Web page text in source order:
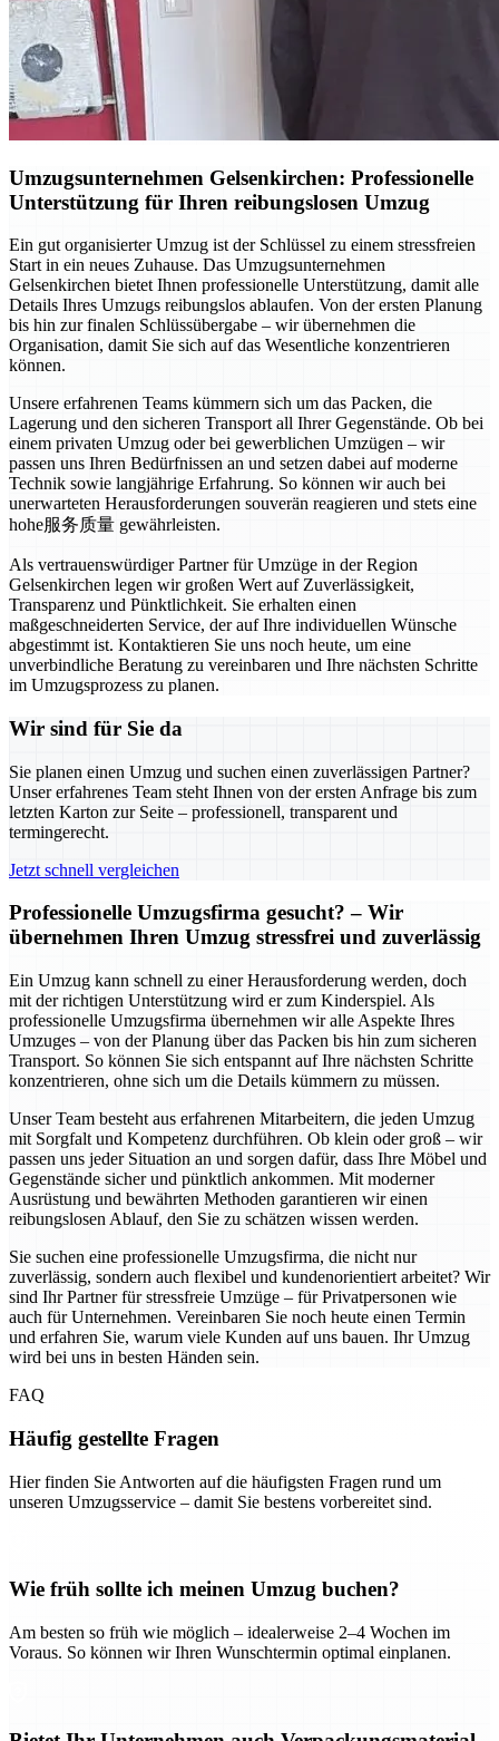
Umzugsunternehmen Gelsenkirchen: Professionelle
Unterstützung für Ihren reibungslosen Umzug
Ein gut organisierter Umzug ist der Schlüssel zu einem stressfreien
Start in ein neues Zuhause. Das Umzugsunternehmen
Gelsenkirchen bietet Ihnen professionelle Unterstützung, damit alle
Details Ihres Umzugs reibungslos ablaufen. Von der ersten Planung
bis hin zur finalen Schlüssübergabe – wir übernehmen die
Organisation, damit Sie sich auf das Wesentliche konzentrieren
können.
Unsere erfahrenen Teams kümmern sich um das Packen, die
Lagerung und den sicheren Transport all Ihrer Gegenstände. Ob bei
einem privaten Umzug oder bei gewerblichen Umzügen – wir
passen uns Ihren Bedürfnissen an und setzen dabei auf moderne
Technik sowie langjährige Erfahrung. So können wir auch bei
unerwarteten Herausforderungen souverän reagieren und stets eine
hohe服务质量 gewährleisten.
Als vertrauenswürdiger Partner für Umzüge in der Region
Gelsenkirchen legen wir großen Wert auf Zuverlässigkeit,
Transparenz und Pünktlichkeit. Sie erhalten einen
maßgeschneiderten Service, der auf Ihre individuellen Wünsche
abgestimmt ist. Kontaktieren Sie uns noch heute, um eine
unverbindliche Beratung zu vereinbaren und Ihre nächsten Schritte
im Umzugsprozess zu planen.
Wir sind für Sie da
Sie planen einen Umzug und suchen einen zuverlässigen Partner?
Unser erfahrenes Team steht Ihnen von der ersten Anfrage bis zum
letzten Karton zur Seite – professionell, transparent und
termingerecht.
Jetzt schnell vergleichen
Professionelle Umzugsfirma gesucht? – Wir
übernehmen Ihren Umzug stressfrei und zuverlässig
Ein Umzug kann schnell zu einer Herausforderung werden, doch
mit der richtigen Unterstützung wird er zum Kinderspiel. Als
professionelle Umzugsfirma übernehmen wir alle Aspekte Ihres
Umzuges – von der Planung über das Packen bis hin zum sicheren
Transport. So können Sie sich entspannt auf Ihre nächsten Schritte
konzentrieren, ohne sich um die Details kümmern zu müssen.
Unser Team besteht aus erfahrenen Mitarbeitern, die jeden Umzug
mit Sorgfalt und Kompetenz durchführen. Ob klein oder groß – wir
passen uns jeder Situation an und sorgen dafür, dass Ihre Möbel und
Gegenstände sicher und pünktlich ankommen. Mit moderner
Ausrüstung und bewährten Methoden garantieren wir einen
reibungslosen Ablauf, den Sie zu schätzen wissen werden.
Sie suchen eine professionelle Umzugsfirma, die nicht nur
zuverlässig, sondern auch flexibel und kundenorientiert arbeitet? Wir
sind Ihr Partner für stressfreie Umzüge – für Privatpersonen wie
auch für Unternehmen. Vereinbaren Sie noch heute einen Termin
und erfahren Sie, warum viele Kunden auf uns bauen. Ihr Umzug
wird bei uns in besten Händen sein.
FAQ
Häufig gestellte Fragen
Hier finden Sie Antworten auf die häufigsten Fragen rund um
unseren Umzugsservice – damit Sie bestens vorbereitet sind.
Wie früh sollte ich meinen Umzug buchen?
Am besten so früh wie möglich – idealerweise 2–4 Wochen im
Voraus. So können wir Ihren Wunschtermin optimal einplanen.